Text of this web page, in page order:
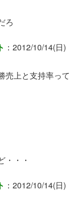
ろ
：2012/10/14(日)
売上と支持率って
・・・
：2012/10/14(日)